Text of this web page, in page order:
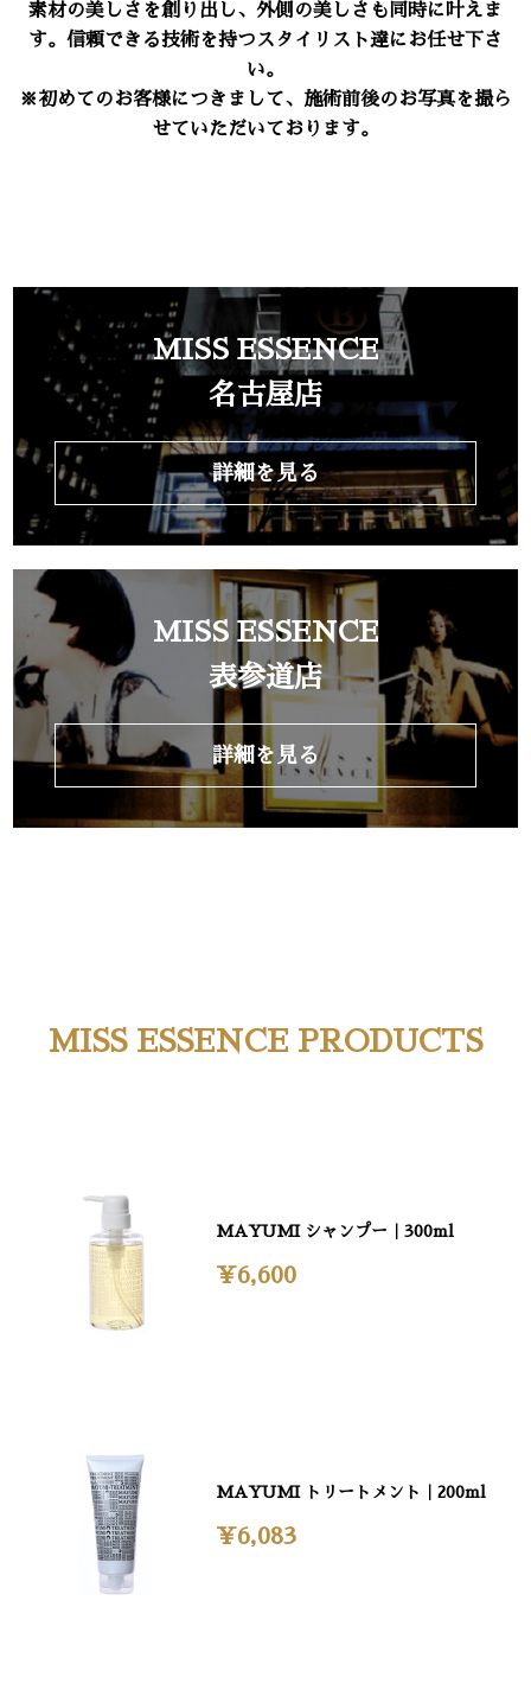
素材の美しさを創り出し、外側の美しさも同時に叶えま
す。信頼できる技術を持つスタイリスト達にお任せ下さ
い。
※初めてのお客様につきまして、施術前後のお写真を撮ら
せていただいております。
MISS ESSENCE
名古屋店
詳細を見る
MISS ESSENCE
表参道店
詳細を見る
MISS ESSENCE PRODUCTS
MAYUMI シャンプー｜300ml
¥6,600
MAYUMI トリートメント｜200ml
¥6,083